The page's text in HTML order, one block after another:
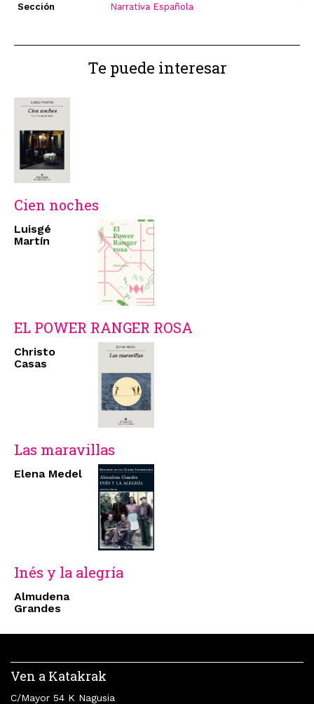
Sección
Narrativa Española
Te puede interesar
Cien noches
Luisgé
Martín
EL POWER RANGER ROSA
Christo
Casas
Las maravillas
Elena Medel
Inés y la alegría
Almudena
Grandes
Ven a Katakrak
C/Mayor 54 K Nagusia